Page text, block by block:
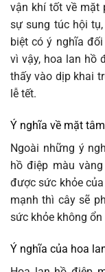
vận khí tốt về mặt
sự sung túc hội
biệt có ý nghĩa
vì vậy, hoa lan hồ
thấy vào dịp khai
lễ tết.
Ý nghĩa về mặt
Ngoài những ý
hồ điệp màu
được sức khỏe
mạnh thì cây sẽ
sức khỏe không
Ý nghĩa của hoa